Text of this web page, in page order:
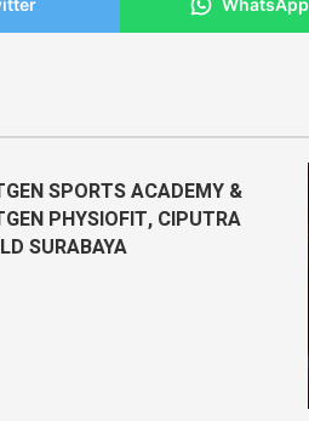
WhatsApp
SPORTS ACADEMY &
PHYSIOFIT, CIPUTRA
SURABAYA